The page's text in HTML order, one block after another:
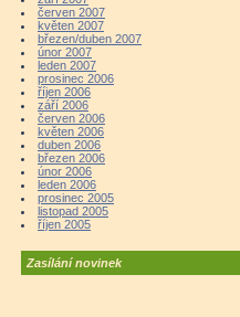
červen 2007
květen 2007
březen/duben 2007
únor 2007
leden 2007
prosinec 2006
říjen 2006
září 2006
červen 2006
květen 2006
duben 2006
březen 2006
únor 2006
leden 2006
prosinec 2005
listopad 2005
říjen 2005
Zasílání novinek